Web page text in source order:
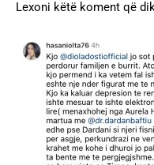
Lexoni këtë koment që